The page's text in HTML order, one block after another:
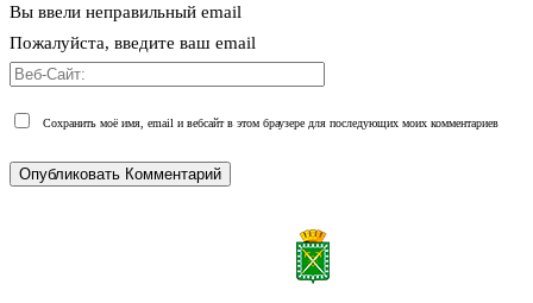
Вы ввели неправильный email
Пожалуйста, введите ваш email
Сохранить моё имя, email и вебсайт в этом браузере для последующих моих комментариев